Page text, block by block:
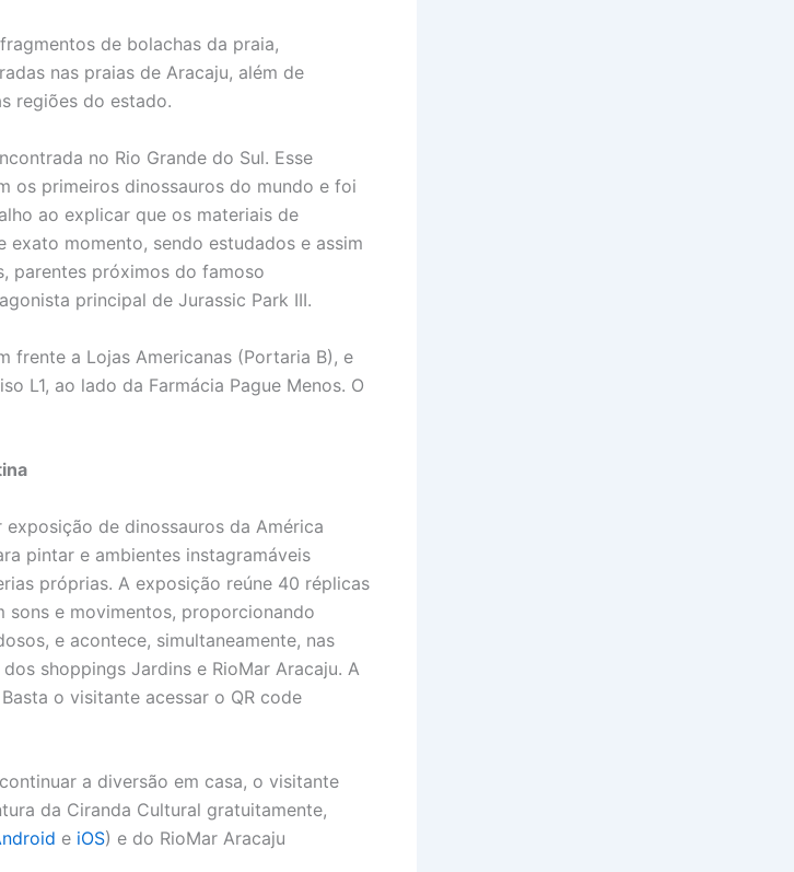
de bolachas da praia,
nas praias de Aracaju, além de
regiões do estado.
no Rio Grande do Sul. Esse
os primeiros dinossauros do mundo e foi
ao explicar que os materiais de
exato momento, sendo estudados e assim
parentes próximos do famoso
principal de Jurassic Park III.
frente a Lojas Americanas (Portaria B), e
L1, ao lado da Farmácia Pague Menos. O
exposição de dinossauros da América
pintar e ambientes instagramáveis
próprias. A exposição reúne 40 réplicas
sons e movimentos, proporcionando
e acontece, simultaneamente, nas
shoppings Jardins e RioMar Aracaju. A
o visitante acessar o QR code
a diversão em casa, o visitante
da Ciranda Cultural gratuitamente,
e iOS) e do RioMar Aracaju